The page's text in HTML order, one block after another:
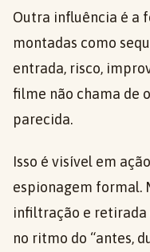
Outra influência é a
montadas como
entrada, risco,
filme não chama de
parecida.
Isso é visível em
espionagem formal.
infiltração e retirada
no ritmo do “antes,